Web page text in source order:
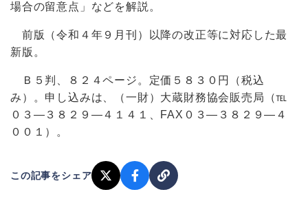
場合の留意点」などを解説。
前版（令和４年９月刊）以降の改正等に対応した最
新版。
Ｂ５判、８２４ページ。定価５８３０円（税込
み）。申し込みは、（一財）大蔵財務協会販売局（℡
０３―３８２９―４１４１、FAX０３―３８２９―４
００１）。
この記事をシェア